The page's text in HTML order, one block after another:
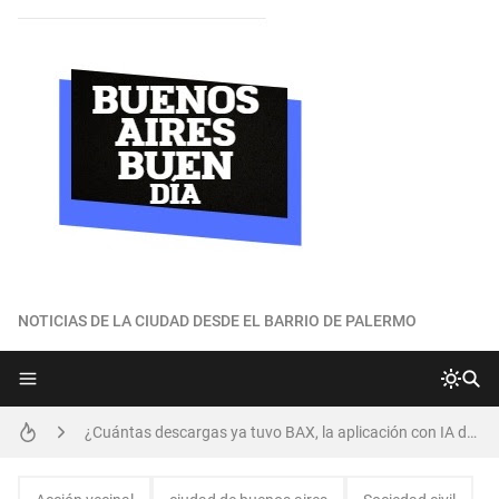
NOTICIAS DE LA CIUDAD DESDE EL BARRIO DE PALERMO
¿Cuántas descargas ya tuvo BAX, la aplicación con IA desarrollada por el GCBA?
Los vecinos de Palermo realizan nueva reunión para preservar Plaza Armenia